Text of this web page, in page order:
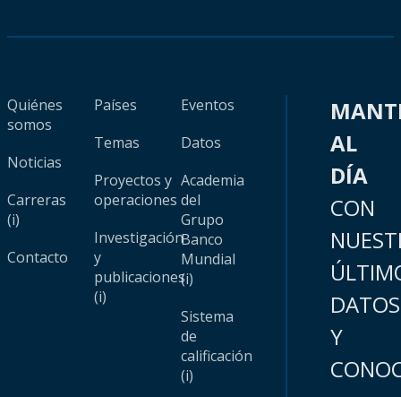
Quiénes
somos
Noticias
Carreras
(i)
Contacto
Países
Temas
Proyectos y
operaciones
Investigación
y
publicaciones
(i)
Eventos
Datos
Academia
del
Grupo
Banco
Mundial
(i)
Sistema
de
calificación
(i)
AL
DÍA
CON
DATOS
Y